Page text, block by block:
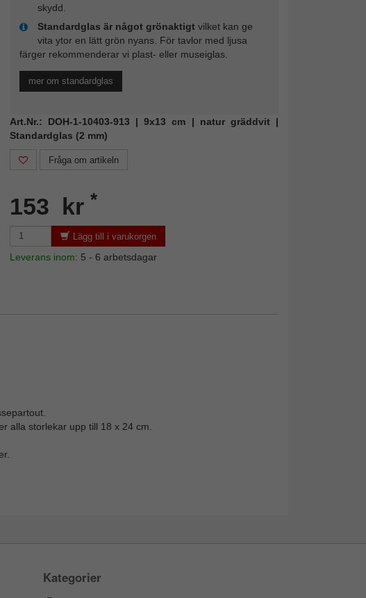
skydd.
Standardglas är något grönaktigtvilket kan ge
vita ytor en lätt grön nyans. För tavlor med ljusa
färger rekommenderar vi plast- eller museiglas.
mer om standardglas
Art.Nr.: DOH-1-10403-913 | 9x13 cm | natur gräddvit |
Standardglas (2 mm)
Fråga om artikeln
153 kr *
Lägg till i varukorgen
Leverans inom: 5 - 6 arbetsdagar
alla storlekar upp till 18 x 24 cm.
Kategorier